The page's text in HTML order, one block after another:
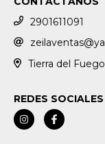
2901611091
Tierra del
REDES SOCIALES